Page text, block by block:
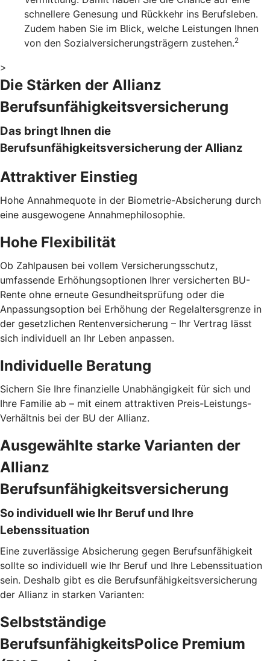
schnellere Genesung und Rückkehr ins Berufsleben.
Zudem haben Sie im Blick, welche Leistungen Ihnen
von den Sozialversicherungsträgern zustehen.2
>
Die Stärken der Allianz
Berufsunfähigkeitsversicherung
Das bringt Ihnen die
Berufsunfähigkeitsversicherung der Allianz
Attraktiver Einstieg
Hohe Annahmequote in der Biometrie-Absicherung durch
eine ausgewogene Annahmephilosophie.
Hohe Flexibilität
Ob Zahlpausen bei vollem Versicherungsschutz,
umfassende Erhöhungsoptionen Ihrer versicherten BU-
Rente ohne erneute Gesundheitsprüfung oder die
Anpassungsoption bei Erhöhung der Regelaltersgrenze in
der gesetzlichen Rentenversicherung – Ihr Vertrag lässt
sich individuell an Ihr Leben anpassen.
Individuelle Beratung
Sichern Sie Ihre finanzielle Unabhängigkeit für sich und
Ihre Familie ab – mit einem attraktiven Preis-Leistungs-
Verhältnis bei der BU der Allianz.
Ausgewählte starke Varianten der
Allianz
Berufsunfähigkeitsversicherung
So individuell wie Ihr Beruf und Ihre
Lebenssituation
Eine zuverlässige Absicherung gegen Berufsunfähigkeit
sollte so individuell wie Ihr Beruf und Ihre Lebenssituation
sein. Deshalb gibt es die Berufsunfähigkeitsversicherung
der Allianz in starken Varianten:
Selbstständige
BerufsunfähigkeitsPolice Premium